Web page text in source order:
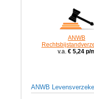
ANWB
v.a. € 5,24 p/
ANWB